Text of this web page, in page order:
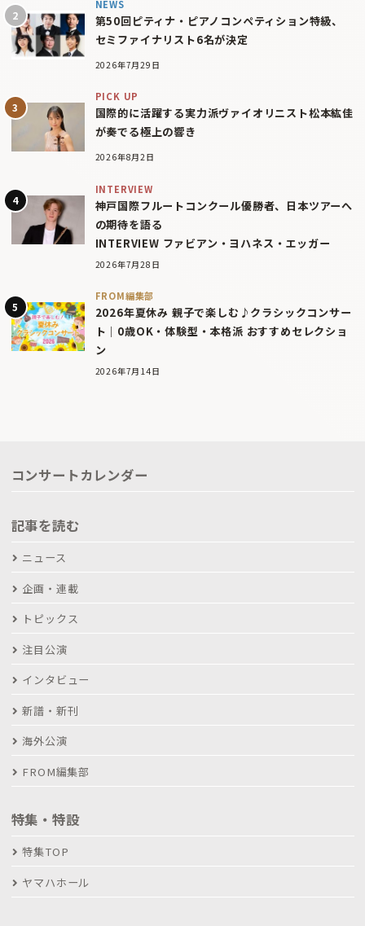
NEWS
第50回ピティナ・ピアノコンペティション特級、
セミファイナリスト6名が決定
2026年7月29日
PICK UP
国際的に活躍する実力派ヴァイオリニスト松本紘佳
が奏でる極上の響き
2026年8月2日
INTERVIEW
神戸国際フルートコンクール優勝者、日本ツアーへ
の期待を語る
INTERVIEW ファビアン・ヨハネス・エッガー
2026年7月28日
FROM編集部
2026年夏休み 親子で楽しむ♪クラシックコンサー
ト｜0歳OK・体験型・本格派 おすすめセレクショ
ン
2026年7月14日
コンサートカレンダー
記事を読む
ニュース
企画・連載
トピックス
注目公演
インタビュー
新譜・新刊
海外公演
FROM編集部
特集・特設
特集TOP
ヤマハホール